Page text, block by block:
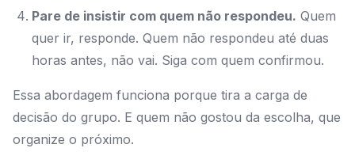
Pare de insistir com quem não respondeu. Quem
quer ir, responde. Quem não respondeu até duas
horas antes, não vai. Siga com quem confirmou.
Essa abordagem funciona porque tira a carga de
decisão do grupo. E quem não gostou da escolha, que
organize o próximo.